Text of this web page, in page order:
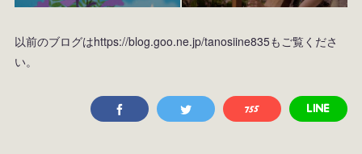
以前のブログはhttps://blog.goo.ne.jp/tanosiine835もご覧くださ
い。